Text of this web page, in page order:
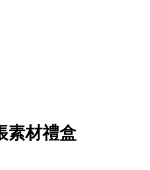
素材禮盒